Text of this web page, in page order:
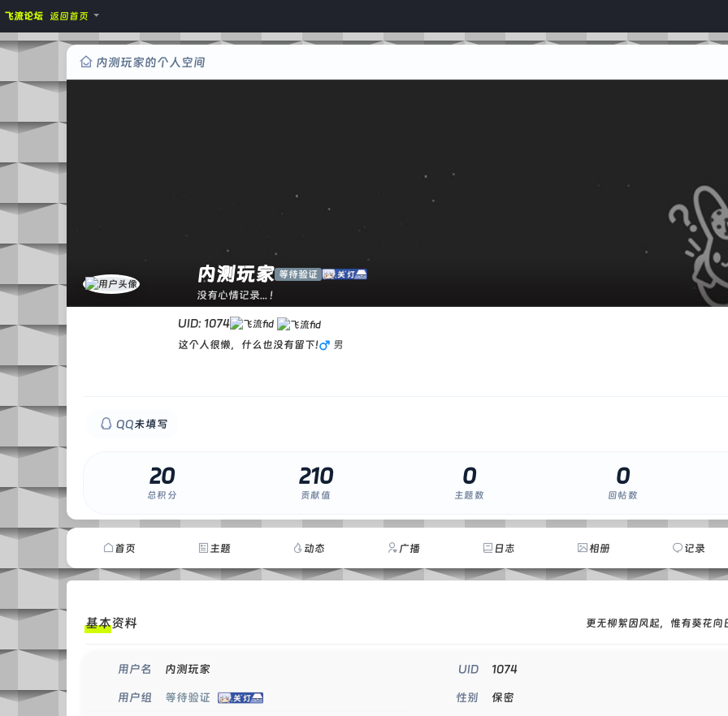
飞流论坛 返回首页
内测玩家的个人空间
内测玩家 等待验证
没有心情记录... !
UID: 1074
这个人很懒，什么也没有留下! 男
QQ未填写
20
总积分
210
贡献值
0
主题数
0
回帖数
首页 主题 动态 广播 日志 相册 记录
基本资料 更无柳絮因风起，惟有葵花向
用户名 内测玩家 UID 1074
用户组 等待验证 性别 保密